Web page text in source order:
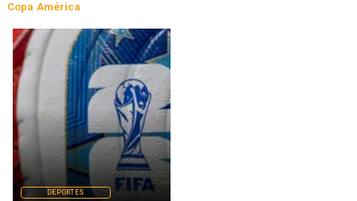
Copa América
DEPORTES